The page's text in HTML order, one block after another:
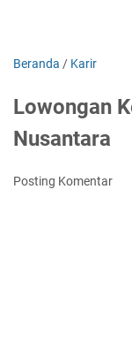
Beranda / Karir
Lowongan
Nusantara
Posting Komentar